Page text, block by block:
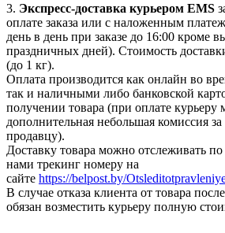
3. Экспресс-доставка курьером EMS
оплате заказа или с наложенным
день в день при заказе до 16:00 кроме
праздничных дней). Стоимость
(до 1 кг).
Оплата производится как онлайн во
так и наличными либо банковской
получении товара (при оплате курьеру
дополнительная небольшая комиссия за
продавцу).
Доставку товара можно отслеживать
нами трекинг номеру на
сайте https://belpost.by/
В случае отказа клиента от товара
обязан возместить курьеру полную